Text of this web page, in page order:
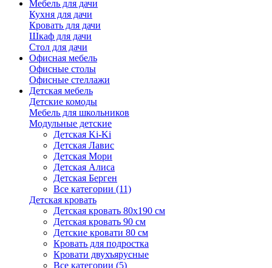
Мебель для дачи
Кухня для дачи
Кровать для дачи
Шкаф для дачи
Стол для дачи
Офисная мебель
Офисные столы
Офисные стеллажи
Детская мебель
Детские комоды
Мебель для школьников
Модульные детские
Детская Ki-Ki
Детская Лавис
Детская Мори
Детская Алиса
Детская Берген
Все категории (11)
Детская кровать
Детская кровать 80х190 см
Детская кровать 90 см
Детские кровати 80 см
Кровать для подростка
Кровати двухъярусные
Все категории (5)